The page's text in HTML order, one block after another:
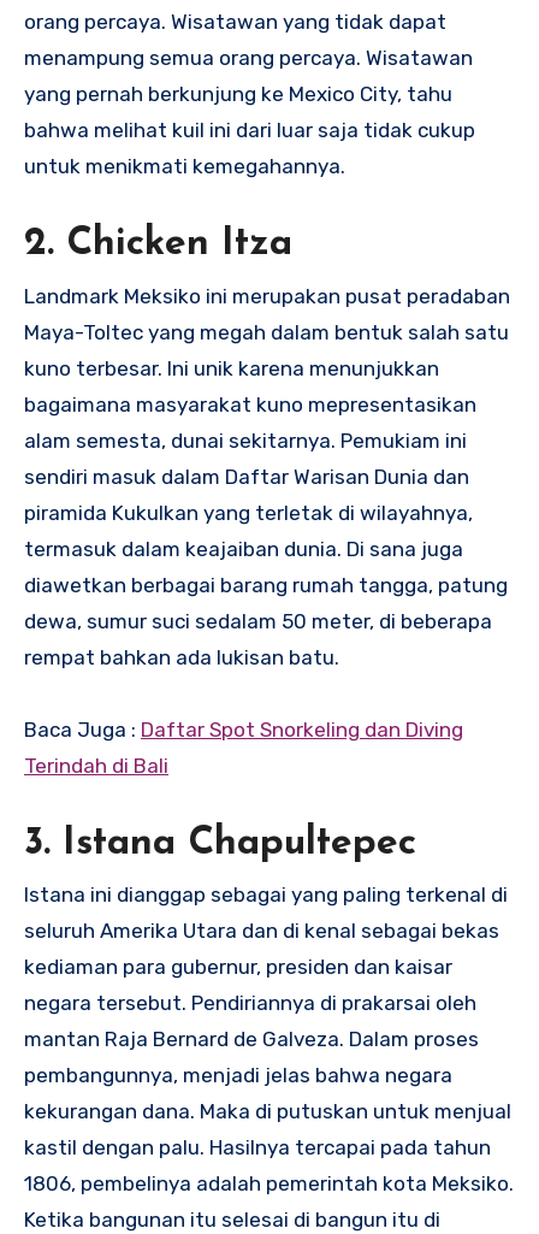
orang percaya. Wisatawan yang tidak dapat
menampung semua orang percaya. Wisatawan
yang pernah berkunjung ke Mexico City, tahu
bahwa melihat kuil ini dari luar saja tidak cukup
untuk menikmati kemegahannya.
2. Chicken Itza
Landmark Meksiko ini merupakan pusat peradaban
Maya-Toltec yang megah dalam bentuk salah satu
kuno terbesar. Ini unik karena menunjukkan
bagaimana masyarakat kuno mepresentasikan
alam semesta, dunai sekitarnya. Pemukiam ini
sendiri masuk dalam Daftar Warisan Dunia dan
piramida Kukulkan yang terletak di wilayahnya,
termasuk dalam keajaiban dunia. Di sana juga
diawetkan berbagai barang rumah tangga, patung
dewa, sumur suci sedalam 50 meter, di beberapa
rempat bahkan ada lukisan batu.
Baca Juga : Daftar Spot Snorkeling dan Diving
Terindah di Bali
3. Istana Chapultepec
Istana ini dianggap sebagai yang paling terkenal di
seluruh Amerika Utara dan di kenal sebagai bekas
kediaman para gubernur, presiden dan kaisar
negara tersebut. Pendiriannya di prakarsai oleh
mantan Raja Bernard de Galveza. Dalam proses
pembangunnya, menjadi jelas bahwa negara
kekurangan dana. Maka di putuskan untuk menjual
kastil dengan palu. Hasilnya tercapai pada tahun
1806, pembelinya adalah pemerintah kota Meksiko.
Ketika bangunan itu selesai di bangun itu di